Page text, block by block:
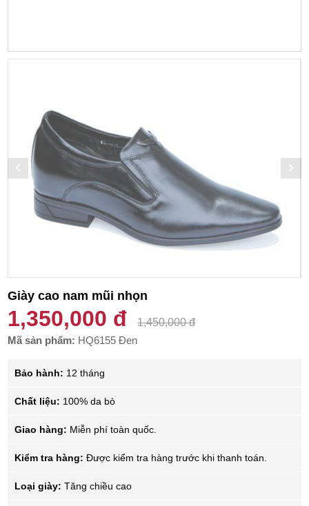
Giày cao nam mũi nhọn
1,350,000 đ
1,450,000 đ
Mã sản phẩm: HQ6155 Đen
Bảo hành: 12 tháng
Chất liệu: 100% da bò
Giao hàng: Miễn phí toàn quốc.
Kiểm tra hàng: Được kiểm tra hàng trước khi thanh toán.
Loại giày: Tăng chiều cao